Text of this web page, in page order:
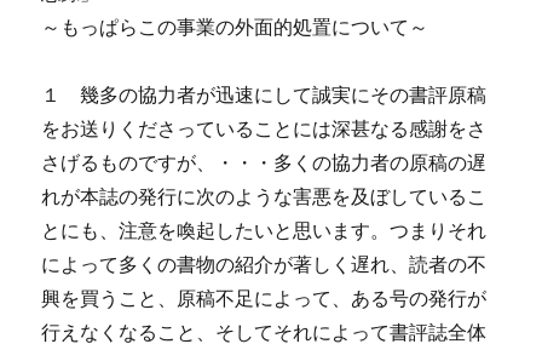
～もっぱらこの事業の外面的処置について～
１ 幾多の協力者が迅速にして誠実にその書評原稿
をお送りくださっていることには深甚なる感謝をさ
さげるものですが、・・・多くの協力者の原稿の遅
れが本誌の発行に次のような害悪を及ぼしているこ
とにも、注意を喚起したいと思います。つまりそれ
によって多くの書物の紹介が著しく遅れ、読者の不
興を買うこと、原稿不足によって、ある号の発行が
行えなくなること、そしてそれによって書評誌全体